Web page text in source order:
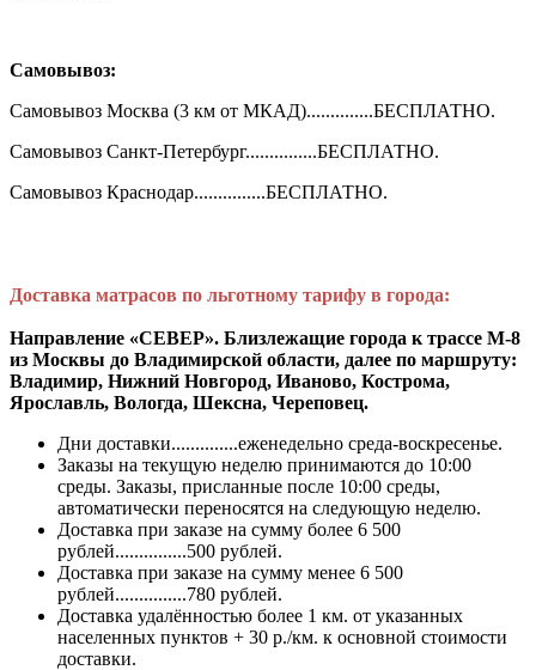
Самовывоз:
Самовывоз Москва (3 км от МКАД)..............БЕСПЛАТНО.
Самовывоз Санкт-Петербург...............БЕСПЛАТНО.
Самовывоз Краснодар...............БЕСПЛАТНО.
Доставка матрасов по льготному тарифу в города:
Направление «СЕВЕР». Близлежащие города к трассе М-8
из Москвы до Владимирской области, далее по маршруту:
Владимир, Нижний Новгород, Иваново, Кострома,
Ярославль, Вологда, Шексна, Череповец.
Дни доставки..............еженедельно среда-воскресенье.
Заказы на текущую неделю принимаются до 10:00
среды. Заказы, присланные после 10:00 среды,
автоматически переносятся на следующую неделю.
Доставка при заказе на сумму более 6 500
рублей...............500 рублей.
Доставка при заказе на сумму менее 6 500
рублей...............780 рублей.
Доставка удалённостью более 1 км. от указанных
населенных пунктов + 30 р./км. к основной стоимости
доставки.